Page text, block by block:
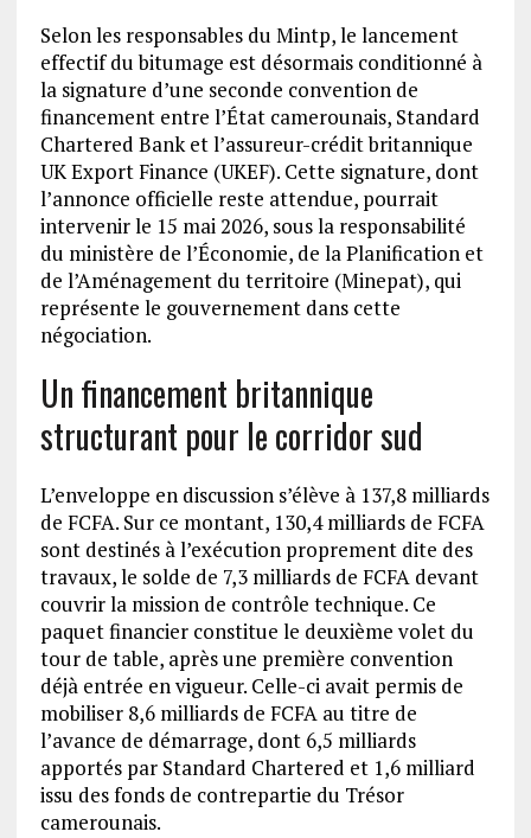
Selon les responsables du Mintp, le lancement
effectif du bitumage est désormais conditionné à
la signature d’une seconde convention de
financement entre l’État camerounais, Standard
Chartered Bank et l’assureur-crédit britannique
UK Export Finance (UKEF). Cette signature, dont
l’annonce officielle reste attendue, pourrait
intervenir le 15 mai 2026, sous la responsabilité
du ministère de l’Économie, de la Planification et
de l’Aménagement du territoire (Minepat), qui
représente le gouvernement dans cette
négociation.
Un financement britannique
structurant pour le corridor sud
L’enveloppe en discussion s’élève à 137,8 milliards
de FCFA. Sur ce montant, 130,4 milliards de FCFA
sont destinés à l’exécution proprement dite des
travaux, le solde de 7,3 milliards de FCFA devant
couvrir la mission de contrôle technique. Ce
paquet financier constitue le deuxième volet du
tour de table, après une première convention
déjà entrée en vigueur. Celle-ci avait permis de
mobiliser 8,6 milliards de FCFA au titre de
l’avance de démarrage, dont 6,5 milliards
apportés par Standard Chartered et 1,6 milliard
issu des fonds de contrepartie du Trésor
camerounais.